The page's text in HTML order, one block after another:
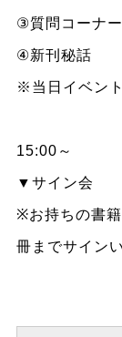
③質問コーナー
④新刊秘話
※当日イベン
15:00～
▼サイン会
※お持ちの書
冊までサイン